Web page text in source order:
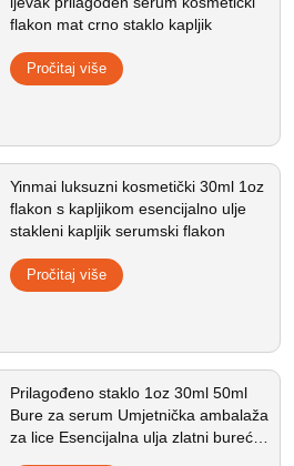
flakon mat crno staklo kapljik
Pročitaj više
Yinmai luksuzni kosmetički 30ml 1oz
flakon s kapljikom esencijalno ulje
stakleni kapljik serumski flakon
Pročitaj više
Prilagođeno staklo 1oz 30ml 50ml
Bure za serum Umjetnička ambalaža
za lice Esencijalna ulja zlatni bureći